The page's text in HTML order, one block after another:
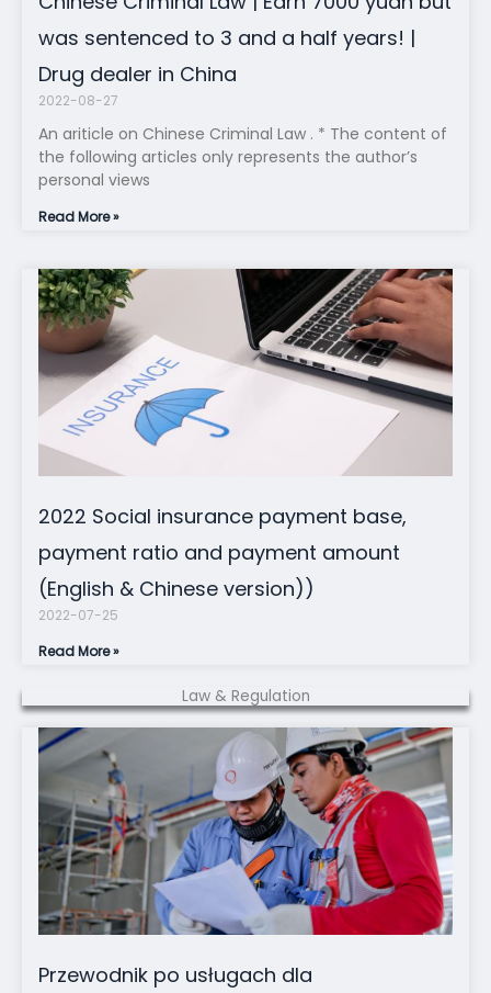
was sentenced to 3 and a half years! |
Drug dealer in China
2022-08-27
An ariticle on Chinese Criminal Law . * The content of
the following articles only represents the author’s
personal views
Read More »
2022 Social insurance payment base,
payment ratio and payment amount
(English & Chinese version))
2022-07-25
Read More »
Law & Regulation
Przewodnik po usługach dla